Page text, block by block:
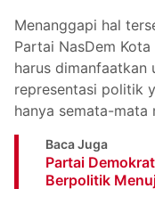
Menanggapi hal
Partai NasDem
harus dimanfaatkan
representasi politik
hanya semata-mata
Baca Juga
Partai
Berpolitik